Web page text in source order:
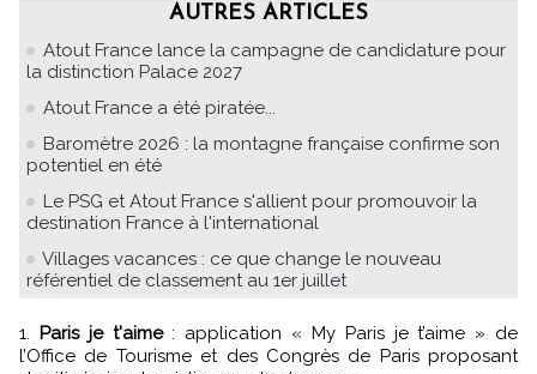
AUTRES ARTICLES
Atout France lance la campagne de candidature pour
la distinction Palace 2027
Atout France a été piratée...
Baromètre 2026 : la montagne française confirme son
potentiel en été
Le PSG et Atout France s'allient pour promouvoir la
destination France à l'international
Villages vacances : ce que change le nouveau
référentiel de classement au 1er juillet
Paris je t'aime: application « My Paris je t’aime » de
l’Office de Tourisme et des Congrès de Paris proposant